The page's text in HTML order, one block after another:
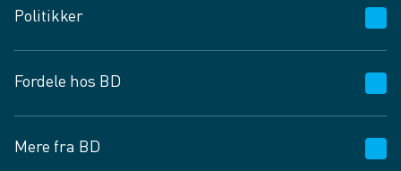
Vagttelefon 30 10 89 89
Spørgsmål og svar
Job og karriere
Fødevarekontrolrapport
Politikker
Privatlivspolitik
Cookies
Vilkår og betingelser
Fordele hos BD
BD app
Mere fra BD